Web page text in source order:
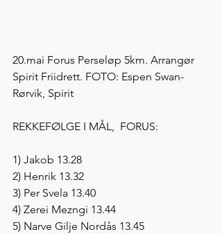
20.mai Forus Perseløp 5km. Arrangør
Spirit Friidrett. FOTO: Espen Swan-
Rørvik, Spirit
REKKEFØLGE I MÅL,  FORUS:
1) Jakob 13.28
2) Henrik 13.32
3) Per Svela 13.40
4) Zerei Mezngi 13.44
5) Narve Gilje Nordås 13.45